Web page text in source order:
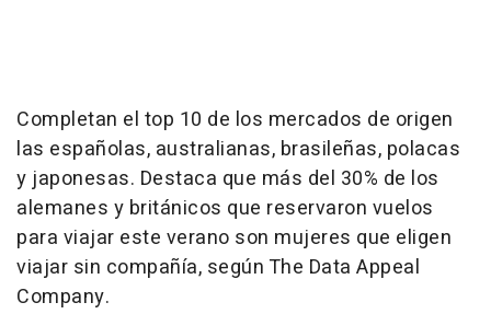
Completan el top 10 de los mercados de origen
las españolas, australianas, brasileñas, polacas
y japonesas. Destaca que más del 30% de los
alemanes y británicos que reservaron vuelos
para viajar este verano son mujeres que eligen
viajar sin compañía, según The Data Appeal
Company.